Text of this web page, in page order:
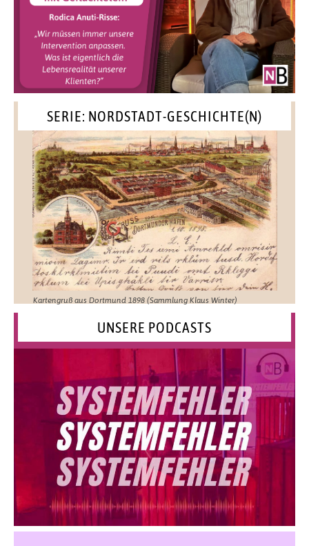
SERIE: NORDSTADT-GESCHICHTE(N)
Kartengruß aus Dortmund 1898 (Sammlung Klaus Winter)
UNSERE PODCASTS